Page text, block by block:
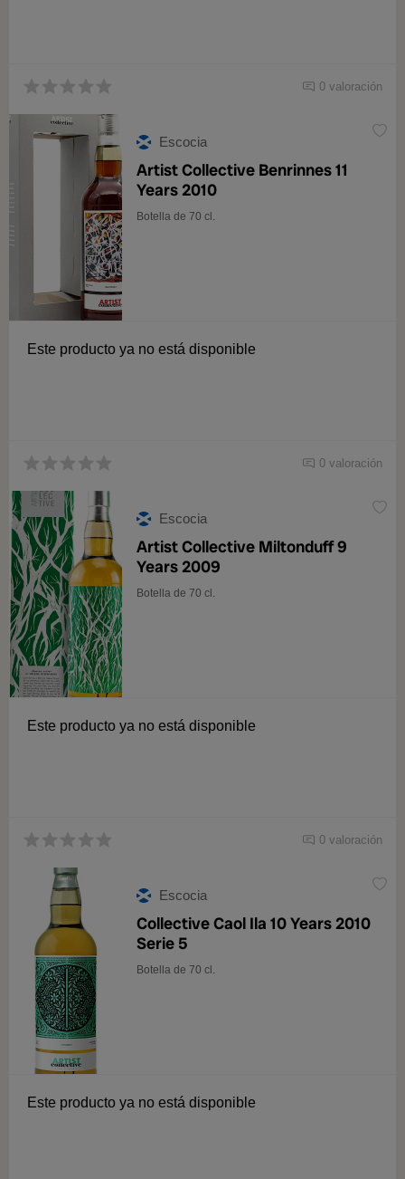
0 valoración
Escocia
Artist Collective Benrinnes 11
Years 2010
Botella de 70 cl.
Este producto ya no está disponible
0 valoración
Escocia
Artist Collective Miltonduff 9
Years 2009
Botella de 70 cl.
Este producto ya no está disponible
0 valoración
Escocia
Collective Caol Ila 10 Years 2010
Serie 5
Botella de 70 cl.
Este producto ya no está disponible